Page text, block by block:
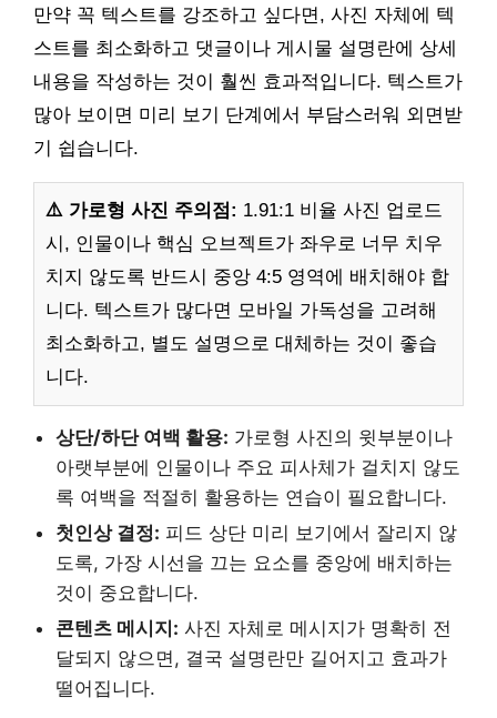
만약 꼭 텍스트를 강조하고 싶다면, 사진 자체에 텍
스트를 최소화하고 댓글이나 게시물 설명란에 상세
내용을 작성하는 것이 훨씬 효과적입니다. 텍스트가
많아 보이면 미리 보기 단계에서 부담스러워 외면받
기 쉽습니다.
⚠️ 가로형 사진 주의점: 1.91:1 비율 사진 업로드
시, 인물이나 핵심 오브젝트가 좌우로 너무 치우
치지 않도록 반드시 중앙 4:5 영역에 배치해야 합
니다. 텍스트가 많다면 모바일 가독성을 고려해
최소화하고, 별도 설명으로 대체하는 것이 좋습
니다.
상단/하단 여백 활용: 가로형 사진의 윗부분이나
아랫부분에 인물이나 주요 피사체가 걸치지 않도
록 여백을 적절히 활용하는 연습이 필요합니다.
첫인상 결정: 피드 상단 미리 보기에서 잘리지 않
도록, 가장 시선을 끄는 요소를 중앙에 배치하는
것이 중요합니다.
콘텐츠 메시지: 사진 자체로 메시지가 명확히 전
달되지 않으면, 결국 설명란만 길어지고 효과가
떨어집니다.